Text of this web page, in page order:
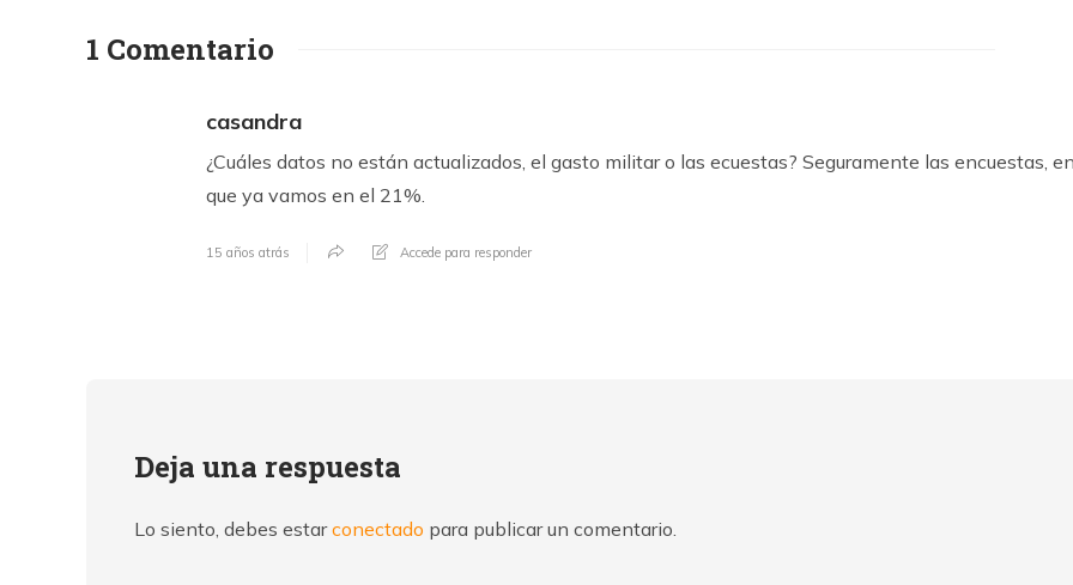
1 Comentario
casandra
¿Cuáles datos no están actualizados, el gasto militar o las ecuestas? Seguramente las encuestas, en
que ya vamos en el 21%.
15 años atrás Accede para responder
Deja una respuesta
Lo siento, debes estarconectado para publicar un comentario.